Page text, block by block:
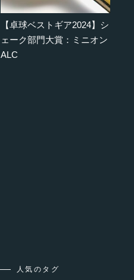
【卓球ベストギア2024】シ
ェーク部門大賞：ミニオン
ALC
人気のタグ